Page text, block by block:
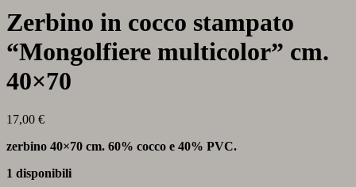
Zerbino in cocco stampato
“Mongolfiere multicolor” cm.
40×70
17,00 €
zerbino 40×70 cm. 60% cocco e 40% PVC.
1 disponibili